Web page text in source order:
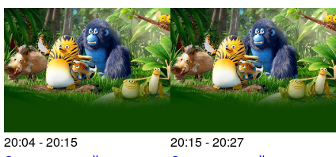
20:04 - 20:15
20:15 - 20:27